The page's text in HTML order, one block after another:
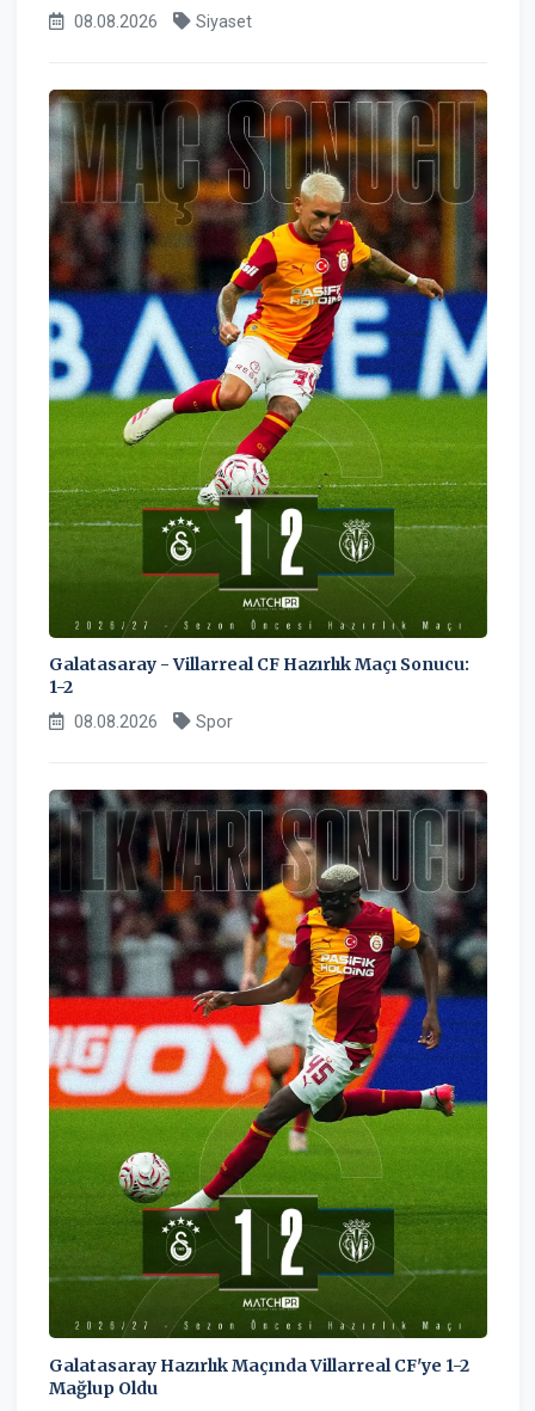
08.08.2026 Siyaset
Galatasaray - Villarreal CF Hazırlık Maçı Sonucu:
1-2
08.08.2026 Spor
Galatasaray Hazırlık Maçında Villarreal CF'ye 1-2
Mağlup Oldu